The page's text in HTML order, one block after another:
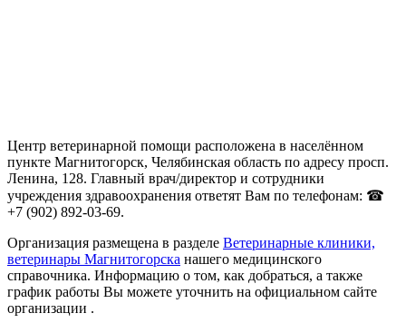
Центр ветеринарной помощи расположена в населённом
пункте Магнитогорск, Челябинская область по адресу просп.
Ленина, 128. Главный врач/директор и сотрудники
учреждения здравоохранения ответят Вам по телефонам: ☎
+7 (902) 892-03-69.
Организация размещена в разделе Ветеринарные клиники,
ветеринары Магнитогорска нашего медицинского
справочника. Информацию о том, как добраться, а также
график работы Вы можете уточнить на официальном сайте
организации .